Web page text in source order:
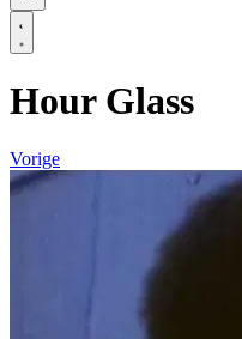
Hour Glass
Vorige